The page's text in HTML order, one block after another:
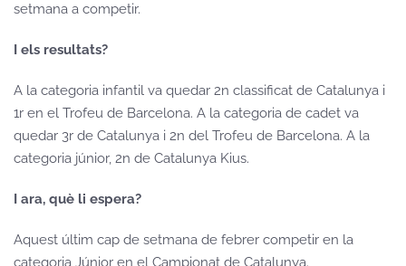
setmana a competir.
I els resultats?
A la categoria infantil va quedar 2n classificat de Catalunya i
1r en el Trofeu de Barcelona. A la categoria de cadet va
quedar 3r de Catalunya i 2n del Trofeu de Barcelona. A la
categoria júnior, 2n de Catalunya Kius.
I ara, què li espera?
Aquest últim cap de setmana de febrer competir en la
categoria Júnior en el Campionat de Catalunya.